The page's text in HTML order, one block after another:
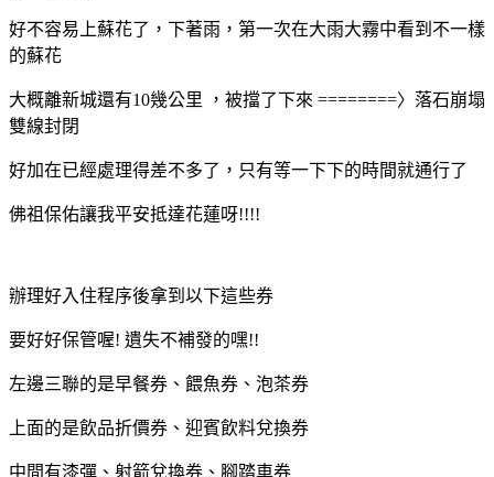
好不容易上蘇花了，下著雨，第一次在大雨大霧中看到不一樣
的蘇花
大概離新城還有10幾公里 ，被擋了下來 ========〉落石崩塌
雙線封閉
好加在已經處理得差不多了，只有等一下下的時間就通行了
佛祖保佑讓我平安抵達花蓮呀!!!!
辦理好入住程序後拿到以下這些券
要好好保管喔! 遺失不補發的嘿!!
左邊三聯的是早餐券、餵魚券、泡茶券
上面的是飲品折價券、迎賓飲料兌換券
中間有漆彈、射箭兌換券、腳踏車券